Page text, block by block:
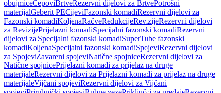
obujmiceČepoviBrtveRezervni dijelovi za BrtvePotrošni
materijalGeberit PECijeviFazonski komadiRezervni dijelovi za
Fazonski komadiKoljenaRačveRedukcijeRevizijeRezervni dijelovi
za RevizijePrijelazni komadiSpecijalni fazonski komadiRezervni
dijelovi za Specijalni fazonski komadiSuperTube fazonski
komadiKoljenaSpecijalni fazonski komadiSpojeviRezervni dijelovi
za SpojeviZavareni spojeviNatične spojniceRezervni dijelovi za
Natične spojnicePrijelazni komadi za prijelaz na druge
materijaleRezervni dijelovi za Prijelazni komadi za prijelaz na druge
materijaleVijčani spojeviRezervni dijelovi za Vijčani